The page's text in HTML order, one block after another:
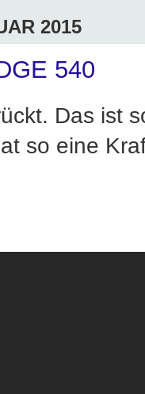
2015
540
Das ist
so eine